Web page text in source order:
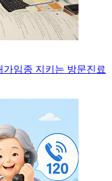
가임종 지키는 방문진료